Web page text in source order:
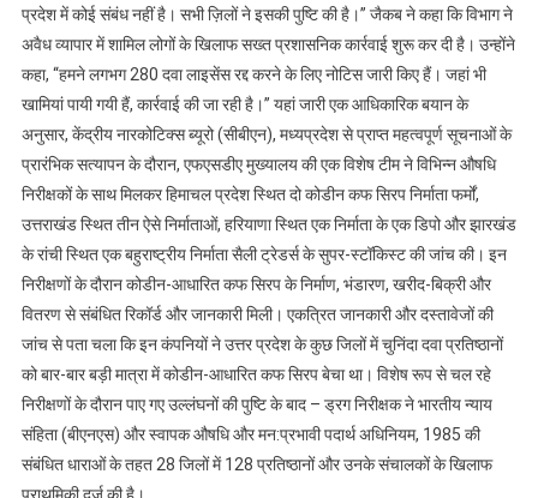
प्रदेश में कोई संबंध नहीं है। सभी ज़िलों ने इसकी पुष्टि की है।’’ जैकब ने कहा कि विभाग ने
अवैध व्यापार में शामिल लोगों के खिलाफ सख्त प्रशासनिक कार्रवाई शुरू कर दी है। उन्होंने
कहा, ‘‘हमने लगभग 280 दवा लाइसेंस रद्द करने के लिए नोटिस जारी किए हैं। जहां भी
खामियां पायी गयी हैं, कार्रवाई की जा रही है।’’ यहां जारी एक आधिकारिक बयान के
अनुसार, केंद्रीय नारकोटिक्स ब्यूरो (सीबीएन), मध्यप्रदेश से प्राप्त महत्वपूर्ण सूचनाओं के
प्रारंभिक सत्यापन के दौरान, एफएसडीए मुख्यालय की एक विशेष टीम ने विभिन्न औषधि
निरीक्षकों के साथ मिलकर हिमाचल प्रदेश स्थित दो कोडीन कफ सिरप निर्माता फर्मों,
उत्तराखंड स्थित तीन ऐसे निर्माताओं, हरियाणा स्थित एक निर्माता के एक डिपो और झारखंड
के रांची स्थित एक बहुराष्ट्रीय निर्माता सैली ट्रेडर्स के सुपर-स्टॉकिस्ट की जांच की। इन
निरीक्षणों के दौरान कोडीन-आधारित कफ सिरप के निर्माण, भंडारण, खरीद-बिक्री और
वितरण से संबंधित रिकॉर्ड और जानकारी मिली। एकत्रित जानकारी और दस्तावेजों की
जांच से पता चला कि इन कंपनियों ने उत्तर प्रदेश के कुछ जिलों में चुनिंदा दवा प्रतिष्ठानों
को बार-बार बड़ी मात्रा में कोडीन-आधारित कफ सिरप बेचा था। विशेष रूप से चल रहे
निरीक्षणों के दौरान पाए गए उल्लंघनों की पुष्टि के बाद – ड्रग निरीक्षक ने भारतीय न्याय
संहिता (बीएनएस) और स्वापक औषधि और मन:प्रभावी पदार्थ अधिनियम, 1985 की
संबंधित धाराओं के तहत 28 जिलों में 128 प्रतिष्ठानों और उनके संचालकों के खिलाफ